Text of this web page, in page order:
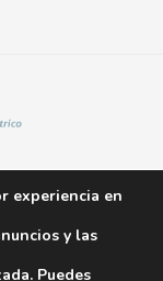
experiencia en
y las
Puedes